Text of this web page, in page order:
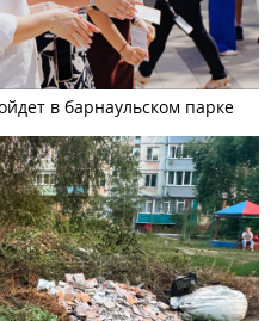
в барнаульском парке